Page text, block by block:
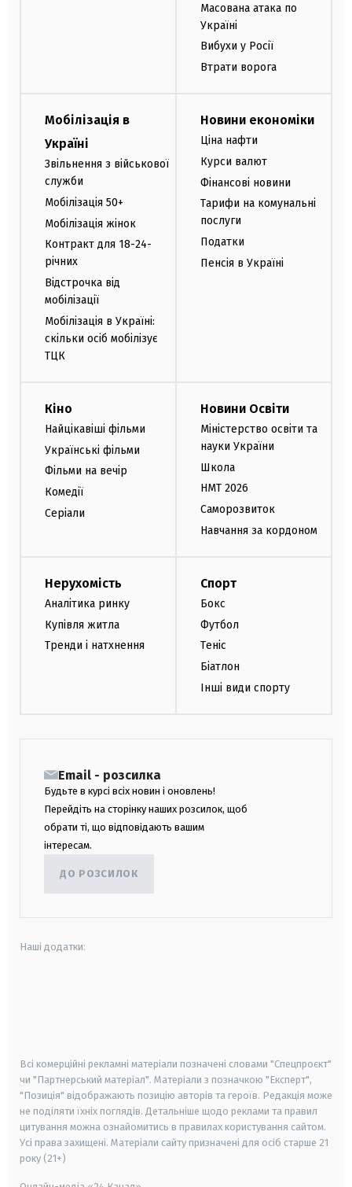
Масована атака по
Україні
Вибухи у Росії
Втрати ворога
Мобілізація в
Україні
Звільнення з військової
служби
Мобілізація 50+
Мобілізація жінок
Контракт для 18-24-
річних
Відстрочка від
мобілізації
Мобілізація в Україні:
скільки осіб мобілізує
ТЦК
Новини економіки
Ціна нафти
Курси валют
Фінансові новини
Тарифи на комунальні
послуги
Податки
Пенсія в Україні
Кіно
Найцікавіші фільми
Українські фільми
Фільми на вечір
Комедії
Серіали
Новини Освіти
Міністерство освіти та
науки України
Школа
НМТ 2026
Саморозвиток
Навчання за кордоном
Нерухомість
Аналітика ринку
Купівля житла
Тренди і натхнення
Спорт
Бокс
Футбол
Теніс
Біатлон
Інші види спорту
Email - розсилка
Будьте в курсі всіх новин і оновлень!
Перейдіть на сторінку наших розсилок, щоб
обрати ті, що відповідають вашим
інтересам.
ДО РОЗСИЛОК
Наші додатки:
Всі комерційні рекламні матеріали позначені словами "Спецпроєкт"
чи "Партнерський матеріал". Матеріали з позначкою "Експерт",
"Позиція" відображають позицію авторів та героїв. Редакція може
не поділяти їхніх поглядів. Детальніше щодо реклами та правил
цитування можна ознайомитись в правилах користування сайтом.
Усі права захищені. Матеріали сайту призначені для осіб старше 21
року (21+)